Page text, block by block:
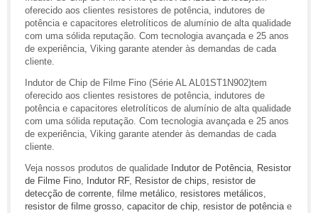
oferecido aos clientes resistores de potência, indutores de
potência e capacitores eletrolíticos de alumínio de alta qualidade
com uma sólida reputação. Com tecnologia avançada e 25 anos
de experiência, Viking garante atender às demandas de cada
cliente.
Indutor de Chip de Filme Fino (Série AL AL01ST1N902)tem
oferecido aos clientes resistores de potência, indutores de
potência e capacitores eletrolíticos de alumínio de alta qualidade
com uma sólida reputação. Com tecnologia avançada e 25 anos
de experiência, Viking garante atender às demandas de cada
cliente.
Veja nossos produtos de qualidade Indutor de Potência, Resistor
de Filme Fino, Indutor RF, Resistor de chips, resistor de
detecção de corrente, filme metálico, resistores metálicos,
resistor de filme grosso, capacitor de chip, resistor de potênciae